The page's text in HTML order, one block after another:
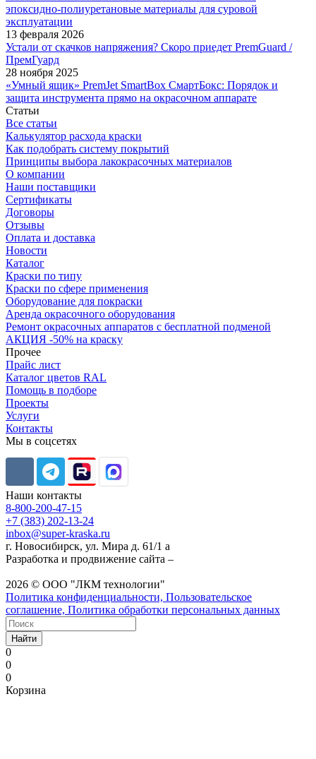
эпоксидно-полиуретановые материалы для суровой
эксплуатации
13 февраля 2026
Устали от скачков напряжения? Скоро приедет PremGuard /
ПремГуард
28 ноября 2025
«Умный ящик» PremJet SmartBox СмартБокс: Порядок и
защита инструмента прямо на окрасочном аппарате
Статьи
Все статьи
Калькулятор расхода краски
Как подобрать систему покрытий
Принципы выбора лакокрасочных материалов
О компании
Наши поставщики
Сертификаты
Договоры
Отзывы
Оплата и доставка
Новости
Каталог
Краски по типу
Краски по сфере применения
Оборудование для покраски
Аренда окрасочного оборудования
Ремонт окрасочных аппаратов с бесплатной подменой
АКЦИЯ -50% на краску
Прочее
Прайс лист
Каталог цветов RAL
Помощь в подборе
Проекты
Услуги
Контакты
Мы в соцсетях
Наши контакты
8-800-200-47-15
+7 (383) 202-13-24
inbox@super-kraska.ru
г. Новосибирск, ул. Мира д. 61/1 а
Разработка и продвижение сайта –
2026 © ООО "ЛКМ технологии"
Политика конфиденциальности, Пользовательское
соглашение, Политика обработки персональных данных
Найти
0
0
0
Корзина